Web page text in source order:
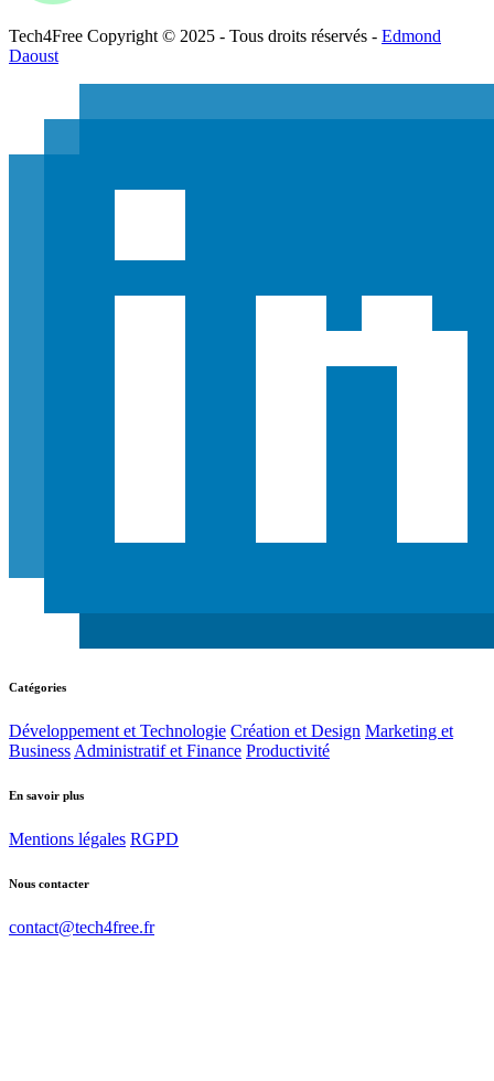
Tech4Free Copyright © 2025 - Tous droits réservés - Edmond
Daoust
Catégories
Développement et Technologie Création et Design Marketing et
Business Administratif et Finance Productivité
En savoir plus
Mentions légales RGPD
Nous contacter
contact@tech4free.fr